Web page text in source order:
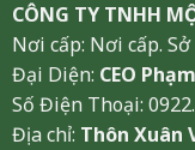
CÔNG TY TNHH
Nơi cấp: Nơi cấp.
Đại Diện: CEO
Số Điện Thoại:
Địa chỉ: Thôn Xuân